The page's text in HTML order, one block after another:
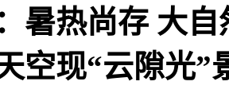
暑热尚存 大
空现“云隙光”